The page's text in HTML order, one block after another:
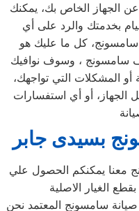
الجهاز الخاص بك، يمكنك
بخدمتك والرد على أي
كل ما عليك هو
سامسونج ، وسوف نوافيك
أو المشكلات التي تواجهك،
الجهاز، أو أي استفسارات
بسيدى جابر
معنا يمكنكم الحصول علي
الغيار الاصلية
سامسونج المعتمد نحن